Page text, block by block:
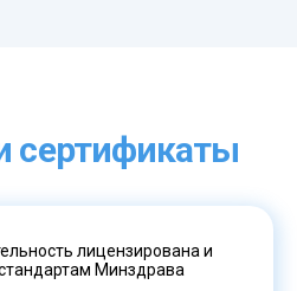
сертификаты
лицензирована и
Минздрава